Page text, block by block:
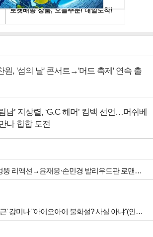
원, '섬의 날' 콘서트→'머드 축제' 연속 출
남’ 지상렬, ‘G.C 해머’ 컴백 선언…머쉬베
나 힙합 도전
‘개그콘서트’ 서성경 엉뚱 리액션→윤재웅·손민경 발리우드판 로맨스 웃음 폭격
[비즈 스타] '내일도 출근' 강미나 "아이오아이 불화설? 사실 아냐"(인터뷰)